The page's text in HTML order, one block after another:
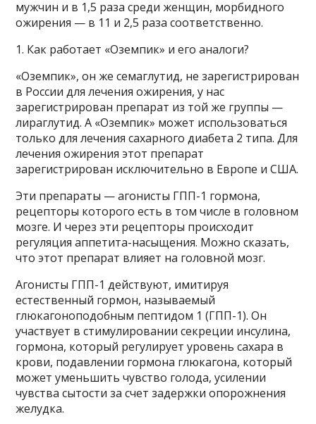
мужчин и в 1,5 раза среди женщин, морбидного
ожирения — в 11 и 2,5 раза соответственно.
1. Как работает «Оземпик» и его аналоги?
«Оземпик», он же семаглутид, не зарегистрирован
в России для лечения ожирения, у нас
зарегистрирован препарат из той же группы —
лираглутид. А «Оземпик» может использоваться
только для лечения сахарного диабета 2 типа. Для
лечения ожирения этот препарат
зарегистрирован исключительно в Европе и США.
Эти препараты — агонисты ГПП-1 гормона,
рецепторы которого есть в том числе в головном
мозге. И через эти рецепторы происходит
регуляция аппетита-насыщения. Можно сказать,
что этот препарат влияет на головной мозг.
Агонисты ГПП-1 действуют, имитируя
естественный гормон, называемый
глюкагоноподобным пептидом 1 (ГПП-1). Он
участвует в стимулировании секреции инсулина,
гормона, который регулирует уровень сахара в
крови, подавлении гормона глюкагона, который
может уменьшить чувство голода, усилении
чувства сытости за счет задержки опорожнения
желудка.